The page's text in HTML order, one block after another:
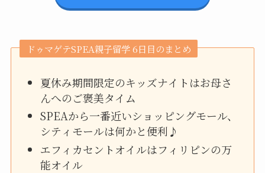
ドゥマゲテSPEA親子留学 6日目のまとめ
夏休み期間限定のキッズナイトはお母さ
んへのご褒美タイム
SPEAから一番近いショッピングモール、
シティモールは何かと便利♪
エフィカセントオイルはフィリピンの万
能オイル